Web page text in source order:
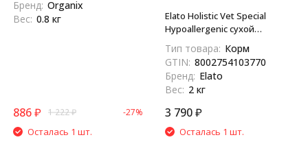
Бренд: Organix
Вес: 0.8 кг
886₽ 1 222₽ -27%
Осталась 1 шт.
Elato Holistic Vet Special
Hypoallergenic сухой
при пищевой аллергии или
непереносимости, с рыбой -
2 кг
Тип товара: Корм
GTIN: 8002754103770
Бренд: Elato
Вес: 2 кг
3 790₽
Осталась 1 шт.